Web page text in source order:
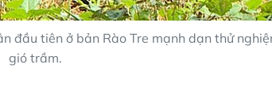
đầu tiên ở bản Rào Tre mạnh dạn thử
gió trầm.